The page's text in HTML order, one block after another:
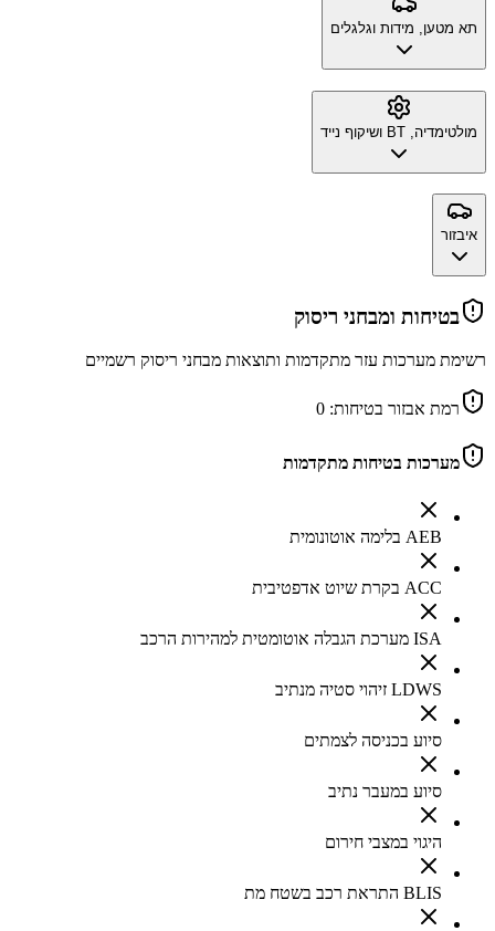
תא מטען, מידות וגלגלים
מולטימדיה, BT ושיקוף נייד
איבזור
בטיחות ומבחני ריסוק
רשימת מערכות עזר מתקדמות ותוצאות מבחני ריסוק רשמיים
רמת אבזור בטיחות: 0
מערכות בטיחות מתקדמות
AEB בלימה אוטונומית
ACC בקרת שיוט אדפטיבית
ISA מערכת הגבלה אוטומטית למהירות הרכב
LDWS זיהוי סטיה מנתיב
סיוע בכניסה לצמתים
סיוע במעבר נתיב
היגוי במצבי חירום
BLIS התראת רכב בשטח מת